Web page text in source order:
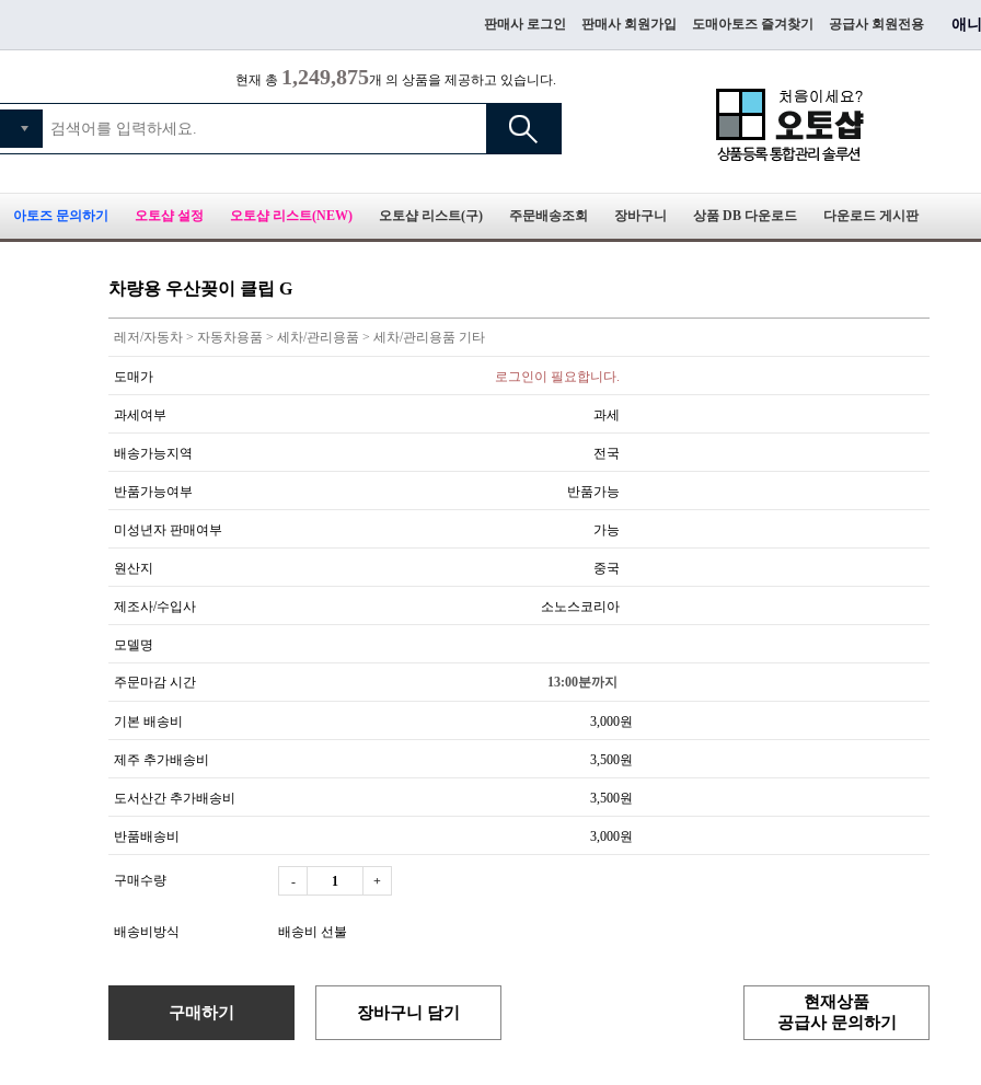
판매사 로그인 판매사 회원가입 도매아토즈 즐겨찾기 공급사 회원전용 애
현재 총 1,249,875개 의 상품을 제공하고 있습니다.
아토즈 문의하기 오토샵 설정 오토샵 리스트(NEW) 오토샵 리스트(구) 주문배송조회 장바구니 상품 DB 다운로드 다운로드 게시판
차량용 우산꽂이 클립 G
레저/자동차 > 자동차용품 > 세차/관리용품 > 세차/관리용품 기타
도매가 로그인이 필요합니다.
과세여부 과세
배송가능지역 전국
반품가능여부 반품가능
미성년자 판매여부 가능
원산지 중국
제조사/수입사 소노스코리아
모델명
주문마감 시간 13:00분까지
기본 배송비 3,000원
제주 추가배송비 3,500원
도서산간 추가배송비 3,500원
반품배송비 3,000원
구매수량 - +
배송비방식 배송비 선불
구매하기 장바구니 담기
현재상품
공급사 문의하기